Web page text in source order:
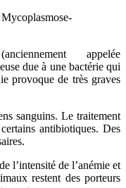
Mycoplasmose-
appelée
due à une bactérie qui
provoque de très graves
sanguins. Le traitement
antibiotiques. Des
l’intensité de l’anémie et
restent des porteurs